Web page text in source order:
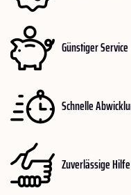
Günstiger Service
Schnelle
Zuverlässige Hilfe